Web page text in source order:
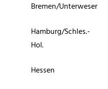
Bremen/Unterweser
Hamburg/Schles.-
Hol.
Hessen